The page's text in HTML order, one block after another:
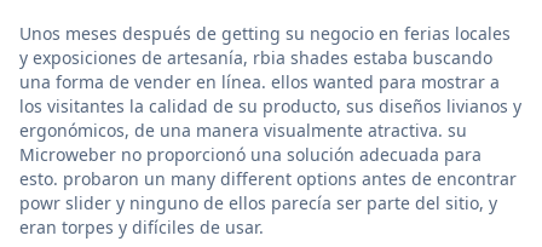
Unos meses después de getting su negocio en ferias locales
y exposiciones de artesanía, rbia shades estaba buscando
una forma de vender en línea. ellos wanted para mostrar a
los visitantes la calidad de su producto, sus diseños livianos y
ergonómicos, de una manera visualmente atractiva. su
Microweber no proporcionó una solución adecuada para
esto. probaron un many different options antes de encontrar
powr slider y ninguno de ellos parecía ser parte del sitio, y
eran torpes y difíciles de usar.